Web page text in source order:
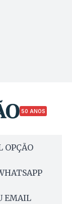
50 ANOS
OPÇÃO
EMAIL